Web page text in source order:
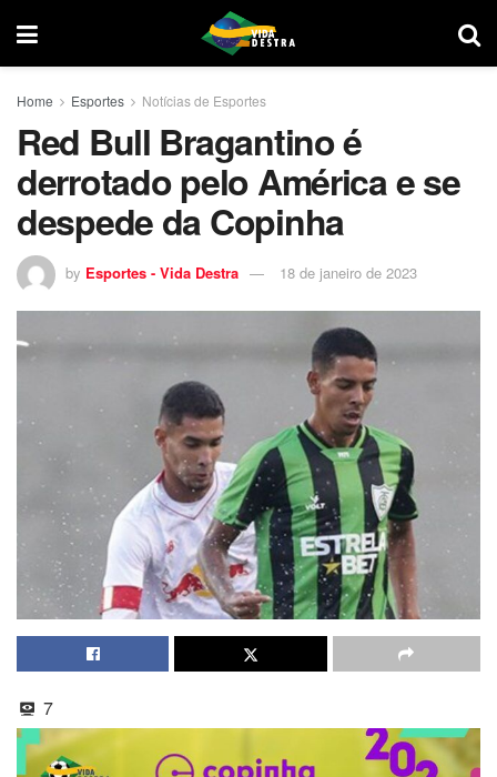
Home Esportes Notícias de Esportes
Red Bull Bragantino é
derrotado pelo América e se
despede da Copinha
by Esportes - Vida Destra 18 de janeiro de 2023
7